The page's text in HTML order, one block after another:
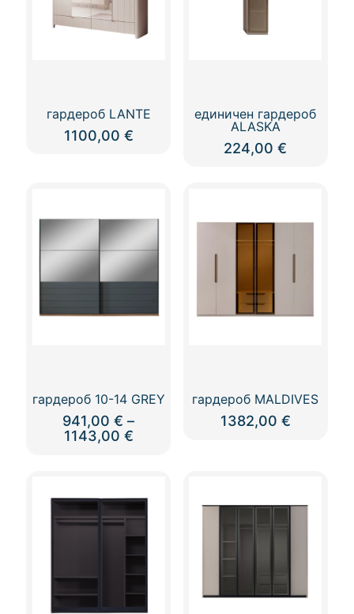
гардероб LANTE
1100,00 €
единичен гардероб
ALASKA
224,00€
гардероб 10-14 GREY
941,00€ –
1143,00 €Price
1143,00 €
multiple
variants.
chosen
гардероб MALDIVES
1382,00 €